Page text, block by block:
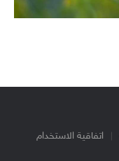
اتفاقية الاستخدام